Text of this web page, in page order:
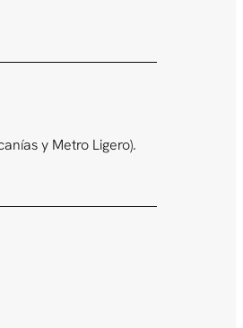
y Metro Ligero).